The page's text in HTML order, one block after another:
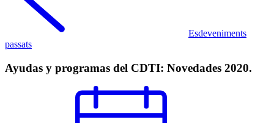
Esdeveniments
passats
Ayudas y programas del CDTI: Novedades 2020.